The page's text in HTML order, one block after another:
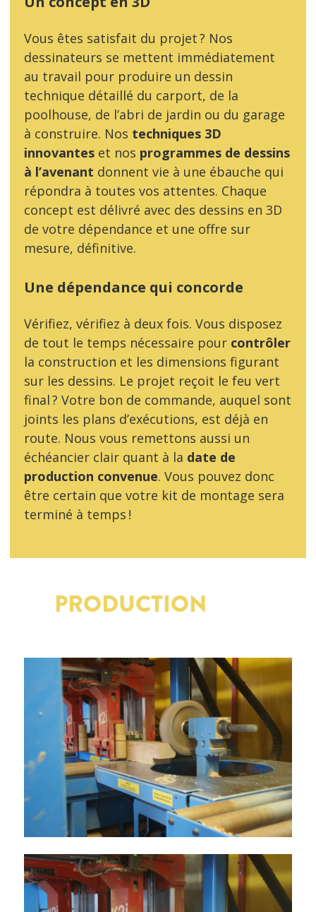
Vous êtes satisfait du projet ? Nos
dessinateurs se mettent immédiatement
au travail pour produire un dessin
technique détaillé du carport, de la
poolhouse, de l’abri de jardin ou du garage
à construire. Nos techniques 3D
innovanteset nos programmes de dessins
à l’avenant donnent vie à une ébauche qui
répondra à toutes vos attentes. Chaque
concept est délivré avec des dessins en 3D
de votre dépendance et une offre sur
mesure, définitive.
Une dépendance qui concorde
Vérifiez, vérifiez à deux fois. Vous disposez
de tout le temps nécessaire pour contrôler
la construction et les dimensions figurant
sur les dessins. Le projet reçoit le feu vert
final ? Votre bon de commande, auquel sont
joints les plans d’exécutions, est déjà en
route. Nous vous remettons aussi un
échéancier clair quant à la date de
production convenue. Vous pouvez donc
être certain que votre kit de montage sera
terminé à temps !
PRODUCTION